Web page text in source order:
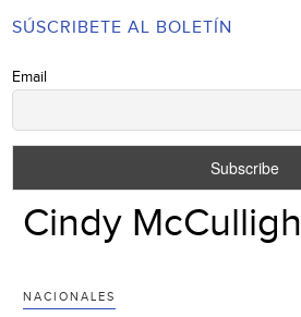
SÚSCRIBETE AL BOLETÍN
Email
Cindy McCulligh
NACIONALES